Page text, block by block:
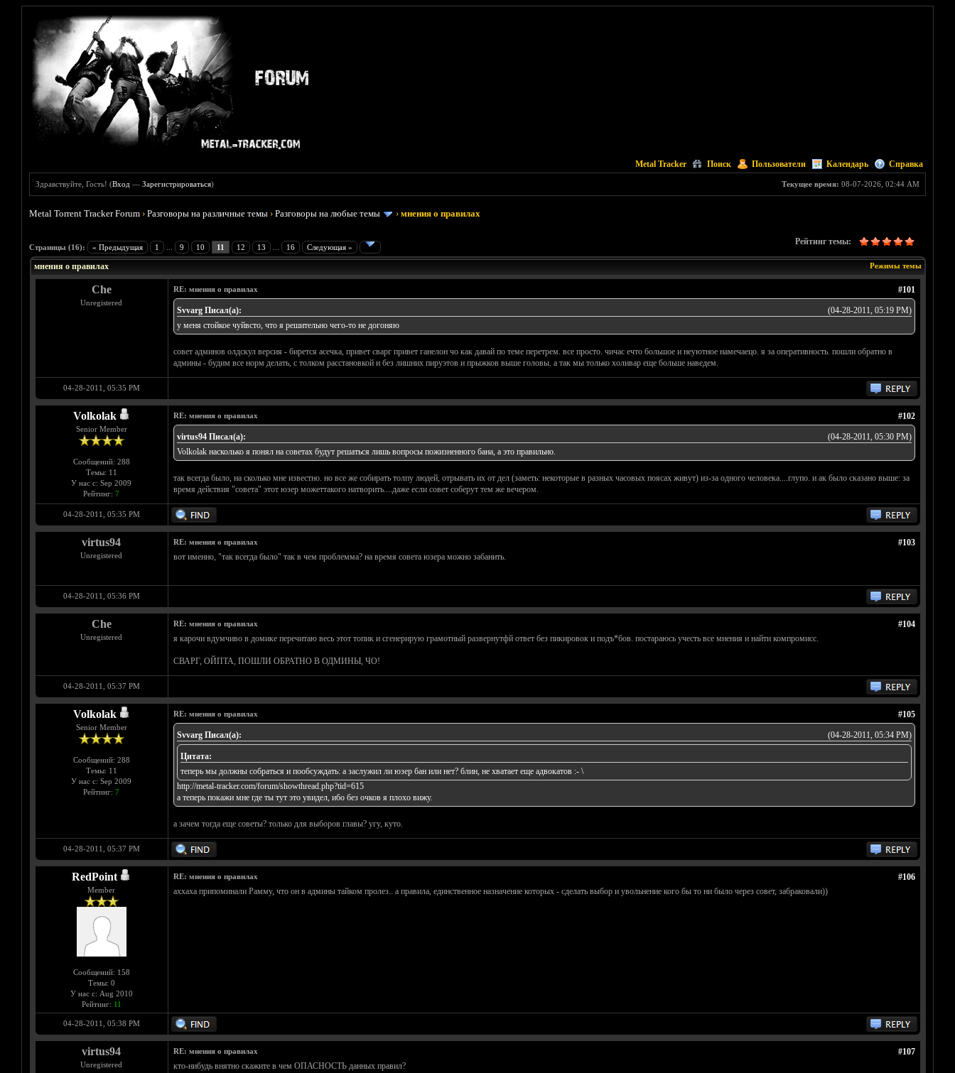
Metal Tracker Поиск Пользователи Календарь Справка
Текущее время: 08-07-2026, 02:44 AM
Здравствуйте, Гость! (Вход —Зарегистрироваться)
Metal Torrent Tracker Forum ›Разговоры на различные темы ›Разговоры на любые темы ›мнения о правилах
Страницы (16): « Предыдущая 1 9 10 11 12 13 16 Следующая »
Рейтинг темы:
Голосов: 1 - Средняя оценка: 5
1
2
3
4
5
Режимы темы
мнения о правилах
Che
Unregistered
#101
RE: мнения о правилах
(04-28-2011, 05:19 PM)
Svvarg Писал(а):
у меня стойкое чуйвсто, что я решительно чего-то не догоняю
совет админов олдскул версия - бирется асечка, привет сварг привет ганелон чо как давай по теме перетрем. все просто. чичас ечто большое и неуютное намечаецо. я за оперативность. пошли обратно в
админы - будим все норм делать, с толком расстановкой и без лишних пируэтов и прыжков выше головы. а так мы только холивар еще больше наведем.
04-28-2011, 05:35 PM
Volkolak
Senior Member
Сообщений: 288
Темы: 11
У нас с: Sep 2009
Рейтинг: 7
#102
RE: мнения о правилах
(04-28-2011, 05:30 PM)
virtus94 Писал(а):
Volkolak насколько я понял на советах будут решаться лишь вопросы пожизненного бана, а это правильно.
так всегда было, на сколько мне известно. но все же собирать толпу людей, отрывать их от дел (заметь: некоторые в разных часовых поясах живут) из-за одного человека....глупо. и ак было сказано выше: за
время действия "совета" этот юзер можеттакого натворить....даже если совет соберут тем же вечером.
04-28-2011, 05:35 PM
virtus94
Unregistered
#103
RE: мнения о правилах
вот именно, "так всегда было" так в чем проблемма? на время совета юзера можно забанить.
04-28-2011, 05:36 PM
Che
Unregistered
#104
RE: мнения о правилах
я карочи вдумчиво в домике перечитаю весь этот топик и сгенерирую грамотный развернутфй ответ без пикировок и подъ*бов. постараюсь учесть все мнения и найти компромисс.
СВАРГ, ОЙПТА, ПОШЛИ ОБРАТНО В ОДМИНЫ, ЧО!
04-28-2011, 05:37 PM
Volkolak
Senior Member
Сообщений: 288
Темы: 11
У нас с: Sep 2009
Рейтинг: 7
#105
RE: мнения о правилах
(04-28-2011, 05:34 PM)
Svvarg Писал(а):
Цитата:
теперь мы должны собраться и пообсуждать: а заслужил ли юзер бан или нет? блин, не хватает еще адвокатов :- \
http://metal-tracker.com/forum/showthread.php?tid=615
а теперь покажи мне где ты тут это увидел, ибо без очков я плохо вижу.
а зачем тогда еще советы? только для выборов главы? угу, куто.
04-28-2011, 05:37 PM
RedPoint
Member
Сообщений: 158
Темы: 0
У нас с: Aug 2010
Рейтинг: 11
#106
RE: мнения о правилах
аххаха припоминали Рамму, что он в админы тайком пролез.. а правила, единственное назначение которых - сделать выбор и увольнение кого бы то ни было через совет, забраковали))
04-28-2011, 05:38 PM
virtus94
Unregistered
#107
RE: мнения о правилах
кто-нибудь внятно скажите в чем ОПАСНОСТЬ данных правил?